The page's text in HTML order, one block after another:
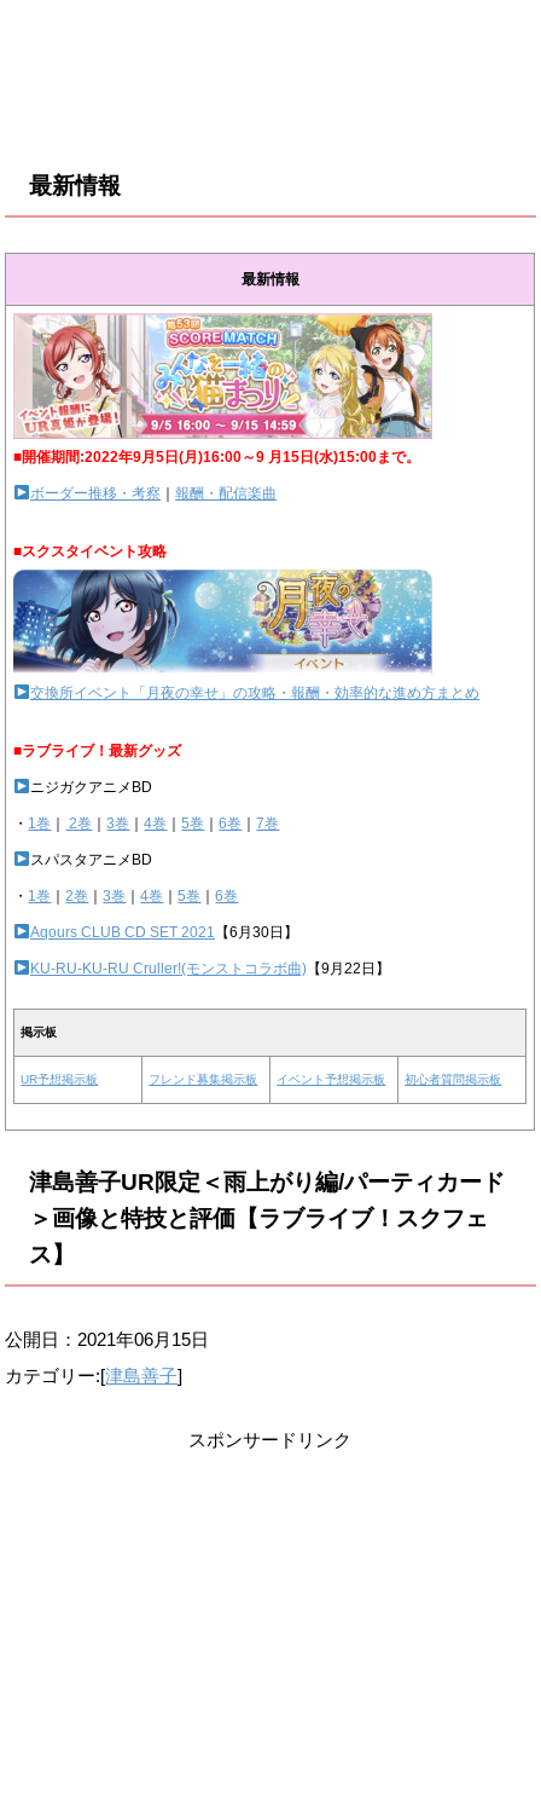
最新情報
最新情報
■開催期間:2022年9月5日(月)16:00～9 月15日(水)15:00まで。
ボーダー推移・考察 ｜報酬・配信楽曲
■スクスタイベント攻略
交換所イベント「月夜の幸せ」の攻略・報酬・効率的な進め方まとめ
■ラブライブ！最新グッズ
ニジガクアニメBD
・ 1巻 2巻 ｜3巻 ｜4巻 ｜5巻 ｜6巻 ｜7巻
スパスタアニメBD
・ 1巻 ｜2巻 ｜3巻 ｜4巻 ｜5巻 ｜6巻
Aqours CLUB CD SET 2021 【6月30日】
KU-RU-KU-RU Cruller!(モンストコラボ曲) 【9月22日】
掲示板
UR予想掲示板 フレンド募集掲示板 イベント予想掲示板 初心者質問掲示板
津島善子UR限定＜雨上がり編/パーティカード
＞画像と特技と評価【ラブライブ！スクフェ
ス】
公開日： 2021年06月15日
カテゴリー:[津島善子]
スポンサードリンク